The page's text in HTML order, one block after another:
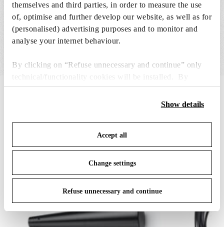
themselves and third parties, in order to measure the use
of, optimise and further develop our website, as well as for
(personalised) advertising purposes and to monitor and
analyse your internet behaviour.
By clicking on “Refuse unnecessary and continue” only
technical/functionality cookies will be installed. By
clicking on “Accept all” you consent to the use of all the
cookies. By clicking on “Change settings” you can accept
save your choices. You can modify your options anytime.
To know more refer to ourCookie Policy
Show details
Accept all
Change settings
Refuse unnecessary and continue
GEEIGNET FÜR